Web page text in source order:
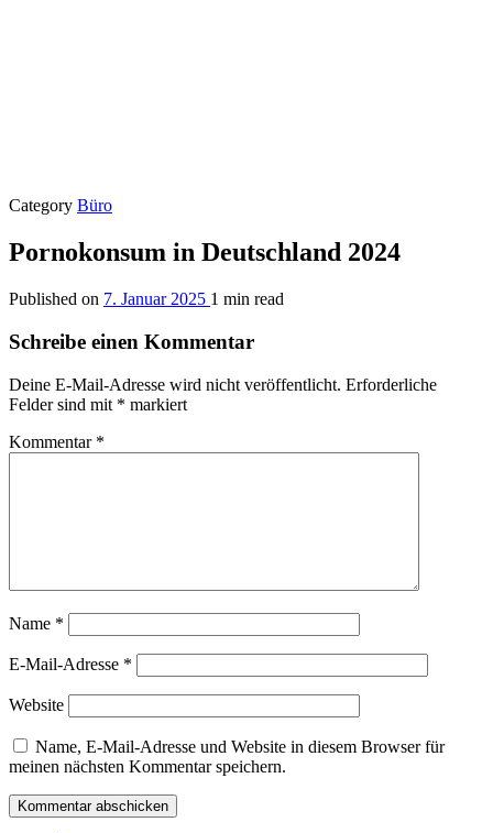
Category Büro
Pornokonsum in Deutschland 2024
Published on 7. Januar 2025 1 min read
Schreibe einen Kommentar
Deine E-Mail-Adresse wird nicht veröffentlicht. Erforderliche
Felder sind mit * markiert
Kommentar *
Name *
E-Mail-Adresse *
Website
Name, E-Mail-Adresse und Website in diesem Browser für
meinen nächsten Kommentar speichern.